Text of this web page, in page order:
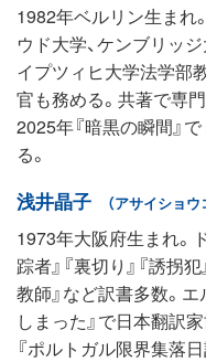
1982年ベルリン生まれ
ウド大学、ケンブリッ
イプツィヒ大学法学部
官も務める。共著で専
2025年『暗黒の瞬間』
る。
浅井晶子 （アサイショウ
1973年大阪府生まれ。
踪者』『裏切り』『誘拐
教師』など訳書多数。エ
しまった』で日本翻訳
『ポルトガル限界集落日